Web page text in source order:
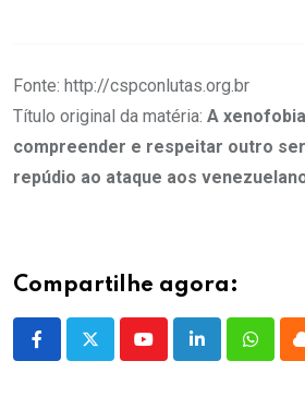
Fonte: http://cspconlutas.org.br
Título original da matéria: A
compreender e respeitar outro
repúdio ao ataque aos
Compartilhe agora:
YoutubeLinkedIn